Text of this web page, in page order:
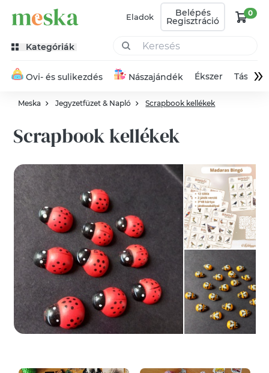
Eladok Belépés
Regisztráció
0
Kategóriák
Ovi- és sulikezdés Nászajándék Ékszer Táska»
Meska Jegyzetfüzet & Napló Scrapbook kellékek
Scrapbook kellékek